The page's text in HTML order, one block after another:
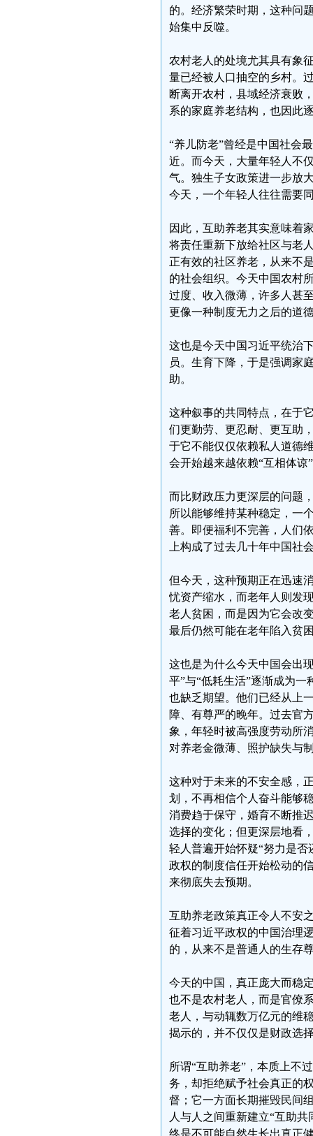
的。经济繁荣时期，这种问
始集中反噬。
农村老人的处境尤其具有象
量已经被人口抽空的乡村。
断离开农村，县域经济衰败
系的家庭养老结构，也因此
“养儿防老”曾经是中国社会
近。而今天，大量年轻人不
气。独生子女政策进一步放
今天，一个年轻人往往需要
因此，互助养老其实意味着
将责任重新下放给社区与老
正有效的社区养老，从来不
的社会组织。今天中国农村
过度、收入微薄，许多人甚
更像一种制度无力之后的道
这也是今天中国习近平统治
员。生育下降，于是强调家
助。
这种叙事的共同特点，在于
们更勤劳、更忍耐、更互助
于它不能仅仅依赖私人道德
会开始越来越依赖“互相体
而比财政压力更深层的问题
所以能够维持某种稳定，一
善。即便福利不完善，人们
上构成了过去几十年中国社
但今天，这种预期正在迅速
忧资产缩水，而老年人则发
老人贫困，而是因为它会改
最后仍然可能在老年陷入贫
这也是为什么今天中国会出
平”与“低耗生活”逐渐成为
也缺乏期望。他们已经从上
障、有尊严的晚年。过去官
象，年轻时被高强度劳动所
对养老金微薄、照护缺失与
这种对于未来的不安全感，
划，不再相信个人奋斗能够
消费趋于保守，婚育不断推
选择的变化；但更深层地看
轻人普遍开始怀疑“努力是
政权的制度信任开始松动的
来彻底失去预期。
互助养老政策真正令人不安
征着习近平政权的中国治理
的，从来不是普通人的生存
今天的中国，真正庞大而稳
也不是农村老人，而是官僚
老人，与动辄数万亿元的维
揭示的，并不仅仅是财政选
所谓“互助养老”，本质上不
务，却拒绝赋予社会真正的
督；它一方面长期摧毁民间
人与人之间重新建立“互助
终是不可能自然生长出真正